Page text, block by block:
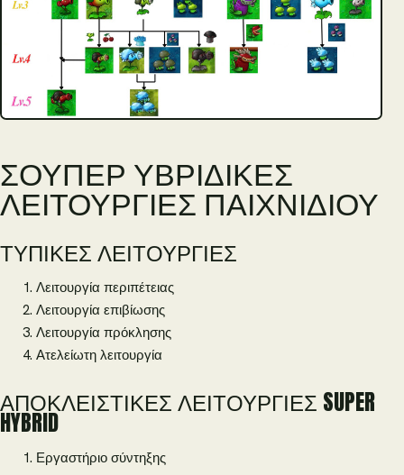
ΣΟΎΠΕΡ ΥΒΡΙΔΙΚΈΣ
ΛΕΙΤΟΥΡΓΊΕΣ ΠΑΙΧΝΙΔΙΟΎ
ΤΥΠΙΚΈΣ ΛΕΙΤΟΥΡΓΊΕΣ
Λειτουργία περιπέτειας
Λειτουργία επιβίωσης
Λειτουργία πρόκλησης
Ατελείωτη λειτουργία
ΑΠΟΚΛΕΙΣΤΙΚΈΣ ΛΕΙΤΟΥΡΓΊΕΣ SUPER
HYBRID
Εργαστήριο σύντηξης